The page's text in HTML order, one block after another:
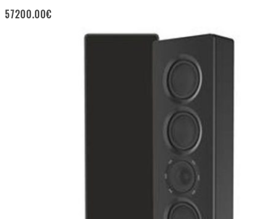
57200.00€